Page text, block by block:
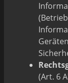
(Art. 6